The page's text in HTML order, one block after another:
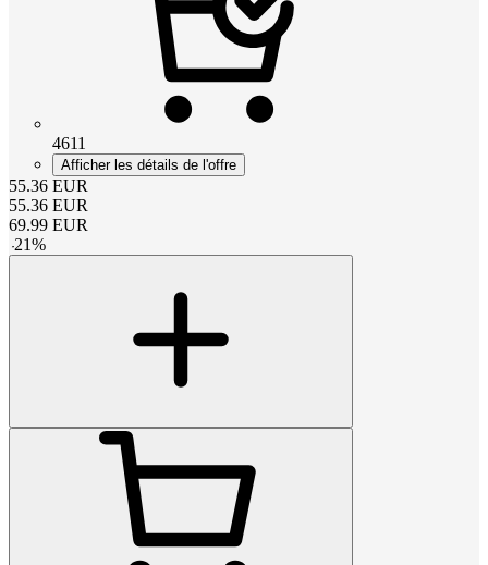
4611
Afficher les détails de l'offre
55.36 EUR
55.36 EUR
69.99 EUR
-21%